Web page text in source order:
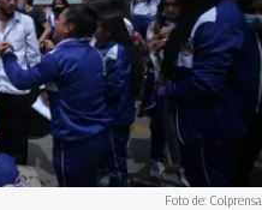
Foto de: Colprensa